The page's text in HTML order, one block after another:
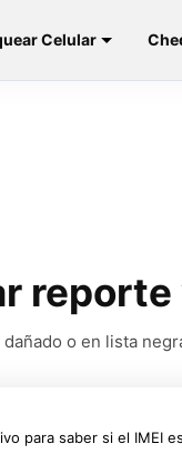
Celular
reporte
dañado o en lista
para saber si el IMEI